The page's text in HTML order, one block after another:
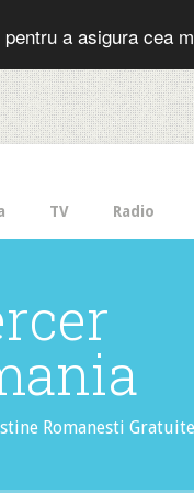
a asigura cea
TV Radio
Romanesti Gratuite